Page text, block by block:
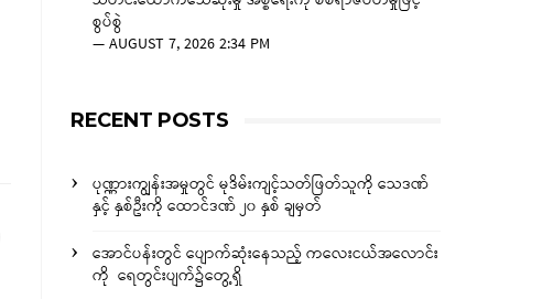
စွပ်စွဲ
—AUGUST 7, 2026 2:34 PM
RECENT POSTS
ပုဏ္ဏားကျွန်းအမှုတွင် မုဒိမ်းကျင့်သတ်ဖြတ်သူကို သေဒဏ်
နှင့် နှစ်ဦးကို ထောင်ဒဏ် ၂၀ နှစ် ချမှတ်
အောင်ပန်းတွင် ပျောက်ဆုံးနေသည့် ကလေးငယ်အလောင်း
ကို ရေတွင်းပျက်၌တွေ့ရှိ